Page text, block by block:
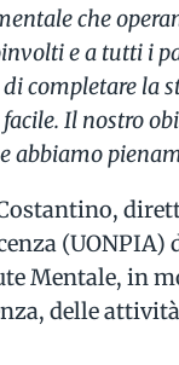
che
e a tutti i
completare la
facile. Il nostro
abbiamo
Mentale, in
delle